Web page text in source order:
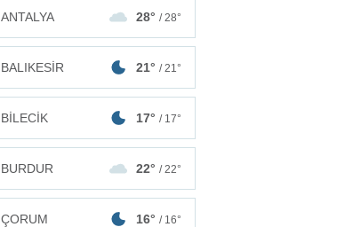
ANTALYA 28° / 28°
BALIKESİR 21° / 21°
BİLECİK 17° / 17°
BURDUR 22° / 22°
ÇORUM 16° / 16°